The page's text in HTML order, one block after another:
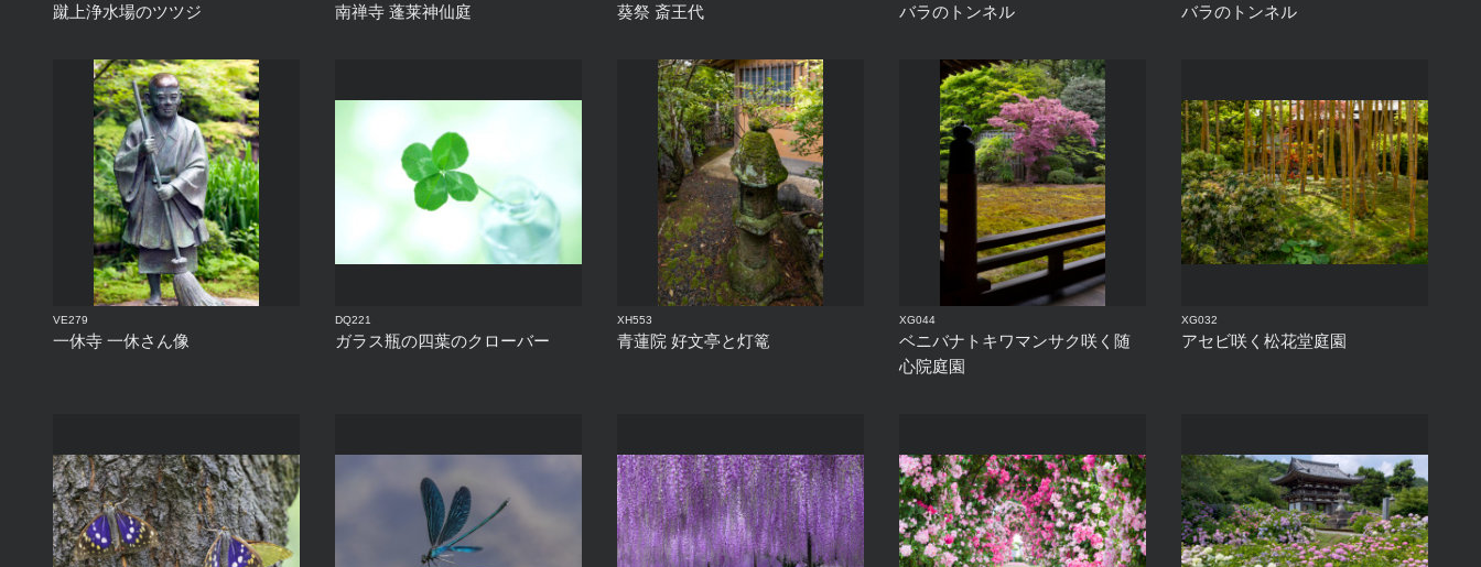
蹴上浄水場のツツジ 南禅寺 蓬莱神仙庭 葵祭 斎王代 バラのトンネル バラのトンネル
VE279
一休寺 一休さん像
DQ221
ガラス瓶の四葉のクローバー
XH553
青蓮院 好文亭と灯篭
XG044
ベニバナトキワマンサク咲く随
心院庭園
XG032
アセビ咲く松花堂庭園